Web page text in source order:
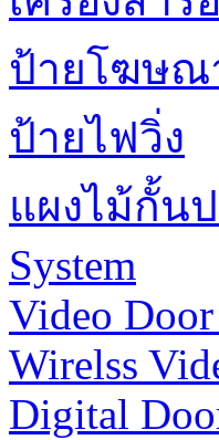
ป้ายโฆษณ
ป้ายไฟวิ่ง
แผงไม้กั้น
System
Video Door
Wirelss
Digital